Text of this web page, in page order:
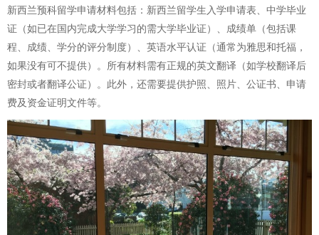
新西兰预科留学申请材料包括：新西兰留学生入学申请表、中学毕业
证（如已在国内完成大学学习的需大学毕业证）、成绩单（包括课
程、成绩、学分的评分制度）、英语水平认证（通常为雅思和托福，
如果没有可不提供）。所有材料需有正规的英文翻译（如学校翻译后
密封或者翻译公证）。此外，还需要提供护照、照片、公证书、申请
费及资金证明文件等。